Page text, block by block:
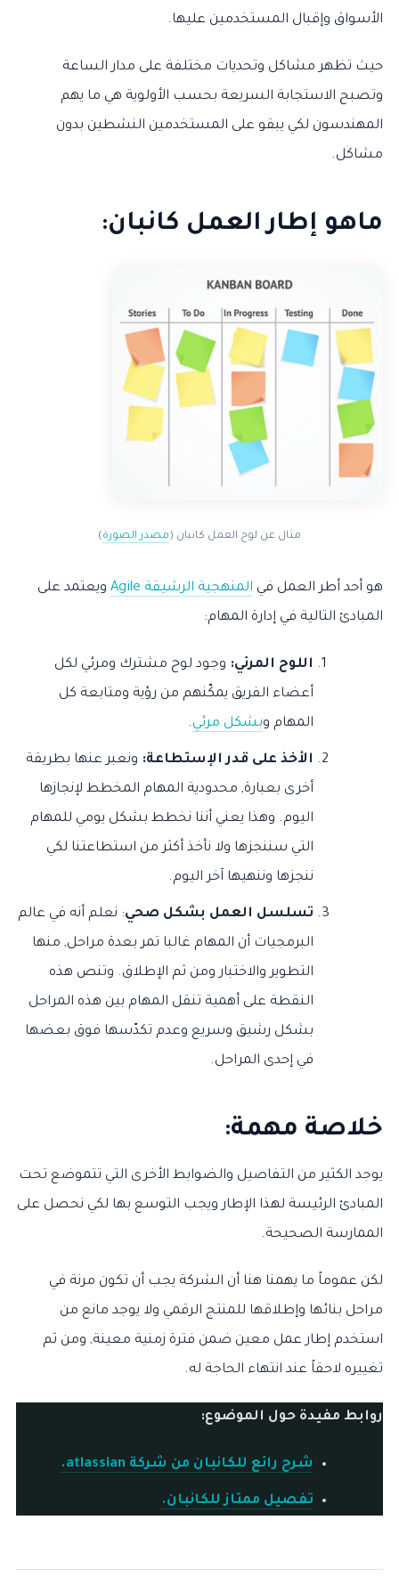
الأسواق وإقبال المستخدمين عليها.
حيث تظهر مشاكل وتحديات مختلفة على مدار الساعة
وتصبح الاستجابة السريعة بحسب الأولوية هي ما يهم
المهندسون لكي يبقو على المستخدمين النشطين بدون
مشاكل.
ماهو إطار العمل كانبان:
مثال عن لوح العمل كانبان (مصدر الصورة)
هو أحد أطر العمل في المنهجية الرشيقة Agile
ويعتمد على
المبادئ التالية في إدارة المهام:
اللوح المرئي: وجود لوح مشترك ومرئي لكل
أعضاء الفريق يمكّنهم من رؤية ومتابعة كل
المهام وبشكل مرئي.
الأخذ على قدر الإستطاعة: ونعبر عنها بطريقة
أخرى بعبارة, محدودية المهام المخطط لإنجازها
اليوم. وهذا يعني أننا نخطط بشكل يومي للمهام
التي سننجزها ولا نأخذ أكثر من استطاعتنا لكي
ننجزها وننهيها آخر اليوم.
تسلسل العمل بشكل صحي: نعلم أنه في عالم
البرمجيات أن المهام غالبا تمر بعدة مراحل, منها
التطوير والاختبار ومن ثم الإطلاق. وتنص هذه
النقطة على أهمية تنقل المهام بين هذه المراحل
بشكل رشيق وسريع وعدم تكدّسها فوق بعضها
في إحدى المراحل.
خلاصة مهمة:
يوجد الكثير من التفاصيل والضوابط الأخرى التي تتموضع تحت
المبادئ الرئيسة لهذا الإطار ويجب التوسع بها لكي نحصل على
الممارسة الصحيحة.
لكن عموماً ما يهمنا هنا أن الشركة يجب أن تكون مرنة في
مراحل بنائها وإطلاقها للمنتج الرقمي ولا يوجد مانع من
استخدم إطار عمل معين ضمن فترة زمنية معينة, ومن ثم
تغييره لاحقاً عند انتهاء الحاجة له.
روابط مفيدة حول الموضوع:
شرح رائع للكانبان من شركة atlassian.
تفصيل ممتاز للكانبان.